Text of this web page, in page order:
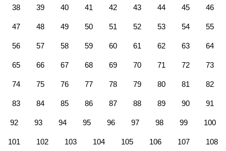
38 39 40 41 42 43 44 45 46
47 48 49 50 51 52 53 54 55
56 57 58 59 60 61 62 63 64
65 66 67 68 69 70 71 72 73
74 75 76 77 78 79 80 81 82
83 84 85 86 87 88 89 90 91
92 93 94 95 96 97 98 99 100
101 102 103 104 105 106 107 108